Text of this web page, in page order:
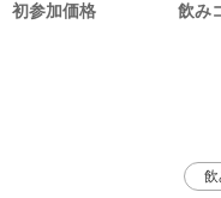
初参加価格 飲み
飲